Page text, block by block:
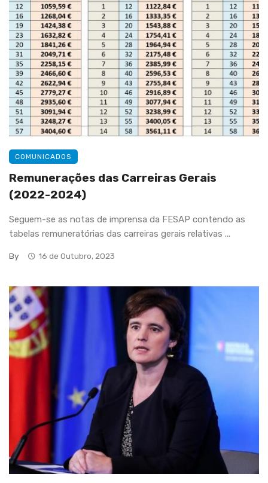
COMUNICADOS
Remunerações das Carreiras Gerais
(2022-2024)
Seguem-se as notas de imprensa da FESAP contendo as
tabelas remuneratórias das carreiras gerais relativas ...
By 16 de Outubro, 2023